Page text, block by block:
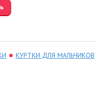
КУРТКИ ДЛЯ МАЛЬЧИКОВ